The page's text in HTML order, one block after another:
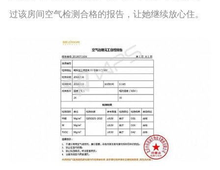
过该房间空气检测合格的报告，让她继续放心住。